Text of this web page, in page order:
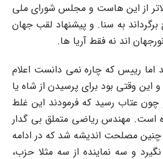
از این هاست و مجلس شورای ملی
برگرداند به سنا. و پیشنهاد لقب جهان
اند نه فقط آریا ها.
رییس که چاره نمی دانست اعلام
وقتی بود برای پرسیدن از شاه یا
عتاب رسید که فرمودند این غلط
است. مهندس ریاضی متملق بی گدار
چنین مصلحت اندیشه شد که در ادامه
و سه نماینده از سه مثلا حزب،